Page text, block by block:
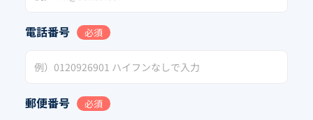
電話番号 必須
郵便番号 必須